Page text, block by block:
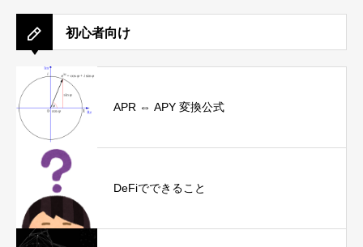
初心者向け
APR ⇔ APY 変換公式
DeFiでできること